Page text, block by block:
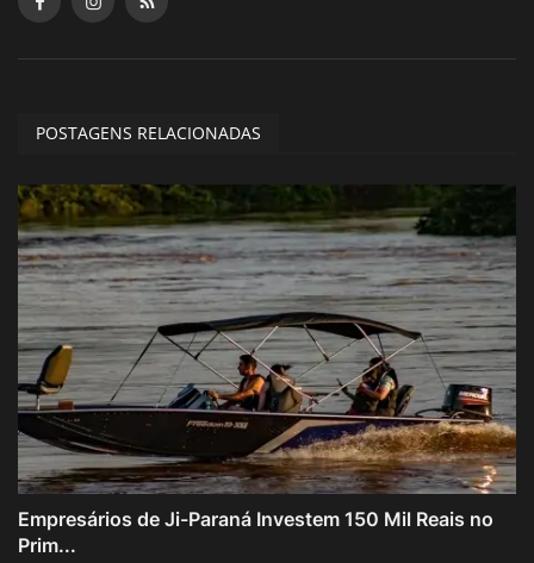
POSTAGENS RELACIONADAS
Empresários de Ji-Paraná Investem 150 Mil Reais no
Prim...